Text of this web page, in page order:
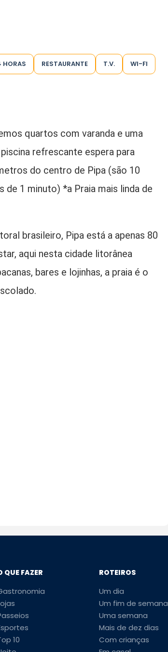
HORAS RESTAURANTE T.V. WI-FI
quartos com varanda e uma
refrescante espera para
do centro de Pipa (são 10
1 minuto) *a Praia mais linda de
brasileiro, Pipa está a apenas 80
aqui nesta cidade litorânea
bares e lojinhas, a praia é o
QUE FAZER
10
ROTEIROS
Um dia
Um fim de semana
Uma semana
Mais de dez dias
Com crianças